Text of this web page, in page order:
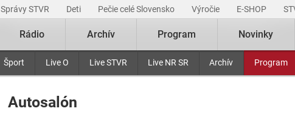
Správy STVR Deti Pečie celé Slovensko Výročie E-SHOP
Šport Live O Live STVR Live NR SR Archív Program
Rádio Archív Program Novinky
Autosalón